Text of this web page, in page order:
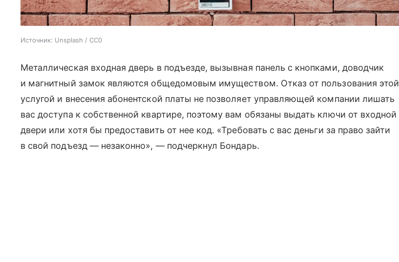
Источник: Unsplash / CC0
Металлическая входная дверь в подъезде, вызывная панель с кнопками, доводчик
и магнитный замок являются общедомовым имуществом. Отказ от пользования этой
услугой и внесения абонентской платы не позволяет управляющей компании лишать
вас доступа к собственной квартире, поэтому вам обязаны выдать ключи от входной
двери или хотя бы предоставить от нее код. «Требовать с вас деньги за право зайти
в свой подъезд — незаконно», — подчеркнул Бондарь.